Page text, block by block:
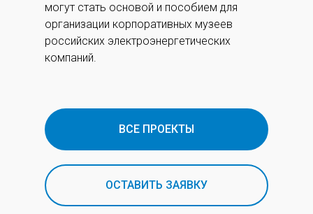
могут стать основой и пособием для
организации корпоративных музеев
российских электроэнергетических
компаний.
ВСЕ ПРОЕКТЫ
ОСТАВИТЬ ЗАЯВКУ